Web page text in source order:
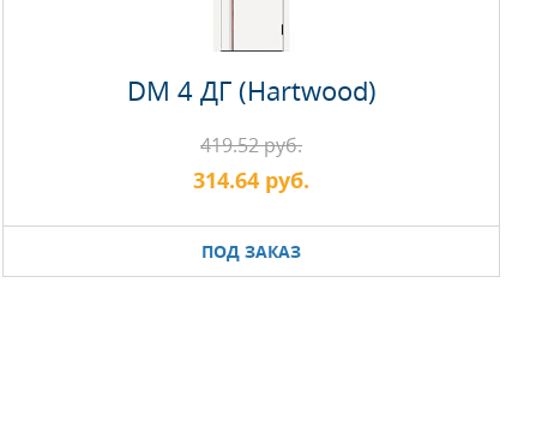
DM 4 ДГ (Hartwood)
ПОД ЗАКАЗ
419.52 руб.
314.64 руб.